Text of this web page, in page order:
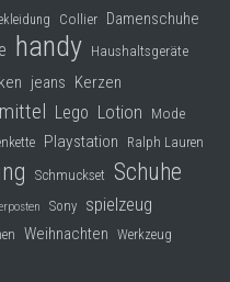
Collier Damenschuhe
handy Haushaltsgeräte
jeans Kerzen
Lego Lotion Mode
Playstation Ralph Lauren
Schmuckset Schuhe
Sony spielzeug
Weihnachten Werkzeug